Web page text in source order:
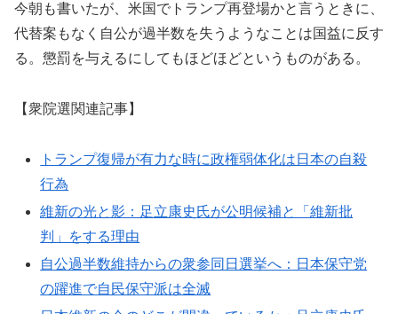
今朝も書いたが、米国でトランプ再登場かと言うときに、
代替案もなく自公が過半数を失うようなことは国益に反す
る。懲罰を与えるにしてもほどほどというものがある。
【衆院選関連記事】
トランプ復帰が有力な時に政権弱体化は日本の自殺
行為
維新の光と影：足立康史氏が公明候補と「維新批
判」をする理由
自公過半数維持からの衆参同日選挙へ：日本保守党
の躍進で自民保守派は全滅